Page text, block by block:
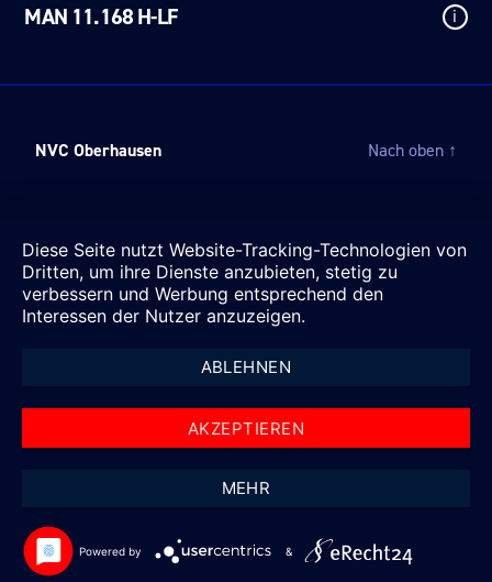
MAN 11.168 H-LF i
NVC Oberhausen Nach oben ↑
Diese Seite nutzt Website-Tracking-Technologien von
Dritten, um ihre Dienste anzubieten, stetig zu
verbessern und Werbung entsprechend den
Interessen der Nutzer anzuzeigen.
ABLEHNEN
AKZEPTIEREN
MEHR
Powered by &